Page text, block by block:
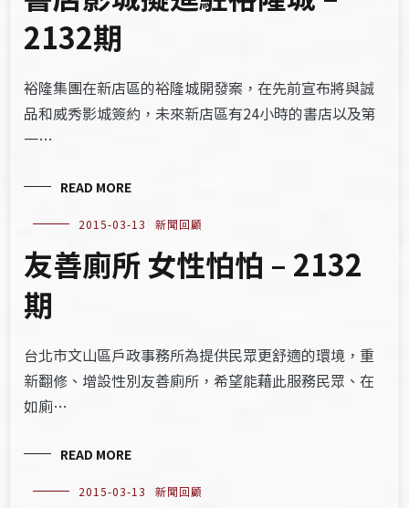
2132期
裕隆集團在新店區的裕隆城開發案，在先前宣布將與誠
品和威秀影城簽約，未來新店區有24小時的書店以及第
一…
READ MORE
2015-03-13 新聞回顧
友善廁所 女性怕怕 – 2132
期
台北市文山區戶政事務所為提供民眾更舒適的環境，重
新翻修、增設性別友善廁所，希望能藉此服務民眾、在
如廁…
READ MORE
2015-03-13 新聞回顧